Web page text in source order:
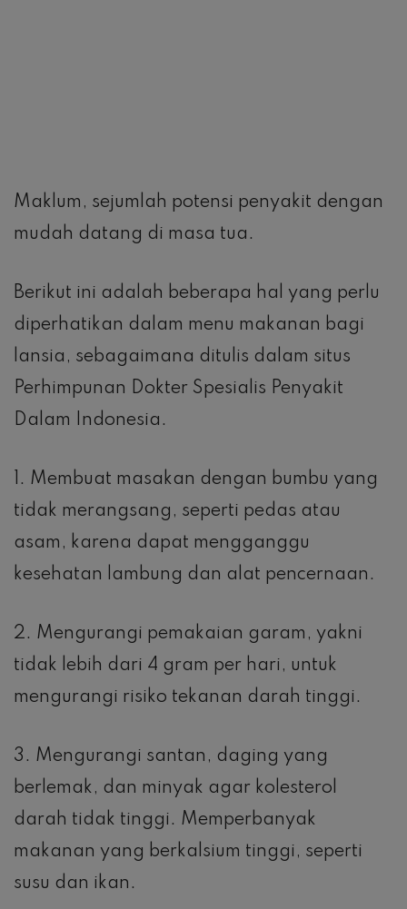
Maklum, sejumlah potensi penyakit dengan
mudah datang di masa tua.
Berikut ini adalah beberapa hal yang perlu
diperhatikan dalam menu makanan bagi
lansia, sebagaimana ditulis dalam situs
Perhimpunan Dokter Spesialis Penyakit
Dalam Indonesia.
1. Membuat masakan dengan bumbu yang
tidak merangsang, seperti pedas atau
asam, karena dapat mengganggu
kesehatan lambung dan alat pencernaan.
2. Mengurangi pemakaian garam, yakni
tidak lebih dari 4 gram per hari, untuk
mengurangi risiko tekanan darah tinggi.
3. Mengurangi santan, daging yang
berlemak, dan minyak agar kolesterol
darah tidak tinggi. Memperbanyak
makanan yang berkalsium tinggi, seperti
susu dan ikan.